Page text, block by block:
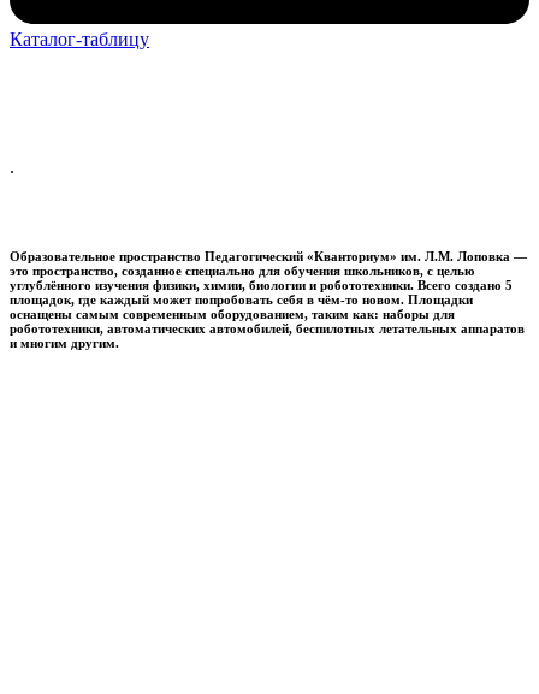
Каталог-таблицу
.
Образовательное пространство Педагогический «Кванториум» им. Л.М. Лоповка —
это пространство, созданное специально для обучения школьников, с целью
углублённого изучения физики, химии, биологии и робототехники. Всего создано 5
площадок, где каждый может попробовать себя в чём-то новом. Площадки
оснащены самым современным оборудованием, таким как: наборы для
робототехники, автоматических автомобилей, беспилотных летательных аппаратов
и многим другим.